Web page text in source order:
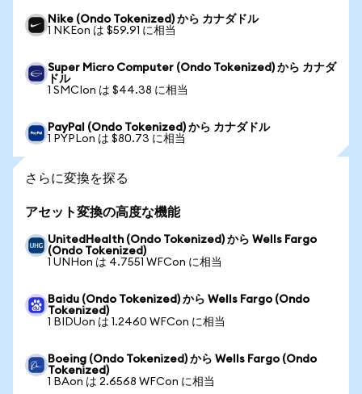
Nike (Ondo Tokenized) から カナダドル
1 NKEon は $59.91 に相当
Super Micro Computer (Ondo Tokenized) から カナダ
ドル
1 SMCIon は $44.38 に相当
PayPal (Ondo Tokenized) から カナダドル
1 PYPLon は $80.73 に相当
さらに変換を探る
アセット変換の高度な機能
UnitedHealth (Ondo Tokenized) から Wells Fargo
(Ondo Tokenized)
1 UNHon は 4.7551 WFCon に相当
Baidu (Ondo Tokenized) から Wells Fargo (Ondo
Tokenized)
1 BIDUon は 1.2460 WFCon に相当
Boeing (Ondo Tokenized) から Wells Fargo (Ondo
Tokenized)
1 BAon は 2.6568 WFCon に相当